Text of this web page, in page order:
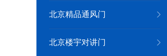
北京精品通风门
北京楼宇对讲门